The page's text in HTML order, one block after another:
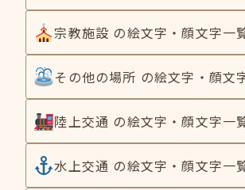
宗教施設 の絵文字・顔文字一
その他の場所 の絵文字・顔文
陸上交通 の絵文字・顔文字一
水上交通 の絵文字・顔文字一